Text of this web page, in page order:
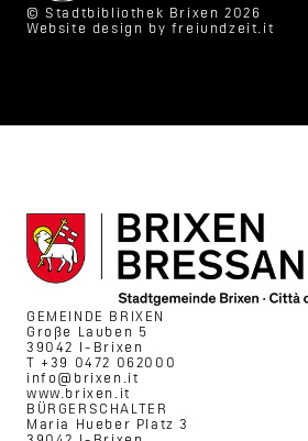
© Stadtbibliothek Brixen 2026
Website design by freiundzeit.it
GEMEINDE BRIXEN
Große Lauben 5
39042 I-Brixen
T +39 0472 062000
info@brixen.it
www.brixen.it
BÜRGERSCHALTER
Maria Hueber Platz 3